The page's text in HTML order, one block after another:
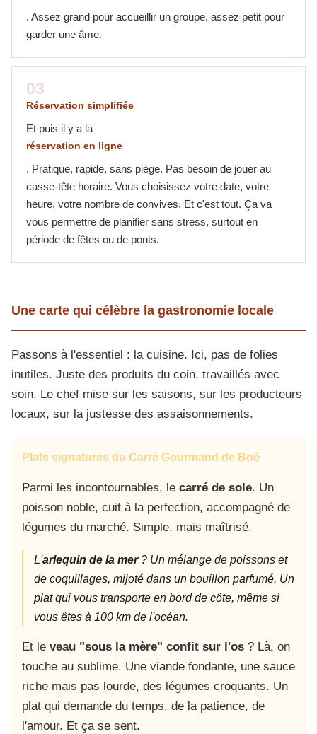
. Assez grand pour accueillir un groupe, assez petit pour
garder une âme.
03
Réservation simplifiée
Et puis il y a la
réservation en ligne
. Pratique, rapide, sans piège. Pas besoin de jouer au
casse-tête horaire. Vous choisissez votre date, votre
heure, votre nombre de convives. Et c'est tout. Ça va
vous permettre de planifier sans stress, surtout en
période de fêtes ou de ponts.
Une carte qui célèbre la gastronomie locale
Passons à l'essentiel : la cuisine. Ici, pas de folies
inutiles. Juste des produits du coin, travaillés avec
soin. Le chef mise sur les saisons, sur les producteurs
locaux, sur la justesse des assaisonnements.
Plats signatures du Carré Gourmand de Boé
Parmi les incontournables, le carré de sole. Un
poisson noble, cuit à la perfection, accompagné de
légumes du marché. Simple, mais maîtrisé.
L'arlequin de la mer? Un mélange de poissons et
de coquillages, mijoté dans un bouillon parfumé. Un
plat qui vous transporte en bord de côte, même si
vous êtes à 100 km de l'océan.
Et le veau "sous la mère" confit sur l'os ? Là, on
touche au sublime. Une viande fondante, une sauce
riche mais pas lourde, des légumes croquants. Un
plat qui demande du temps, de la patience, de
l'amour. Et ça se sent.